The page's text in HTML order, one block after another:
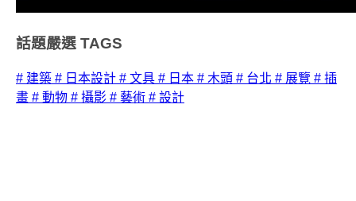
話題嚴選 TAGS
# 建築 # 日本設計 # 文具 # 日本 # 木頭 # 台北 # 展覽 # 插
畫 # 動物 # 攝影 # 藝術 # 設計